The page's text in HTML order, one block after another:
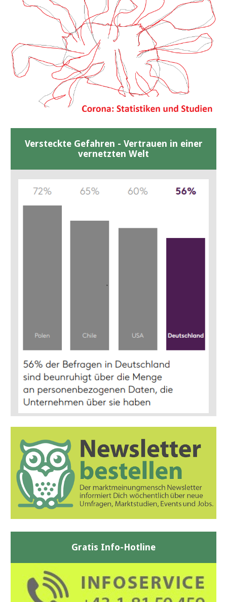
Versteckte Gefahren - Vertrauen in einer
vernetzten Welt
Gratis Info-Hotline